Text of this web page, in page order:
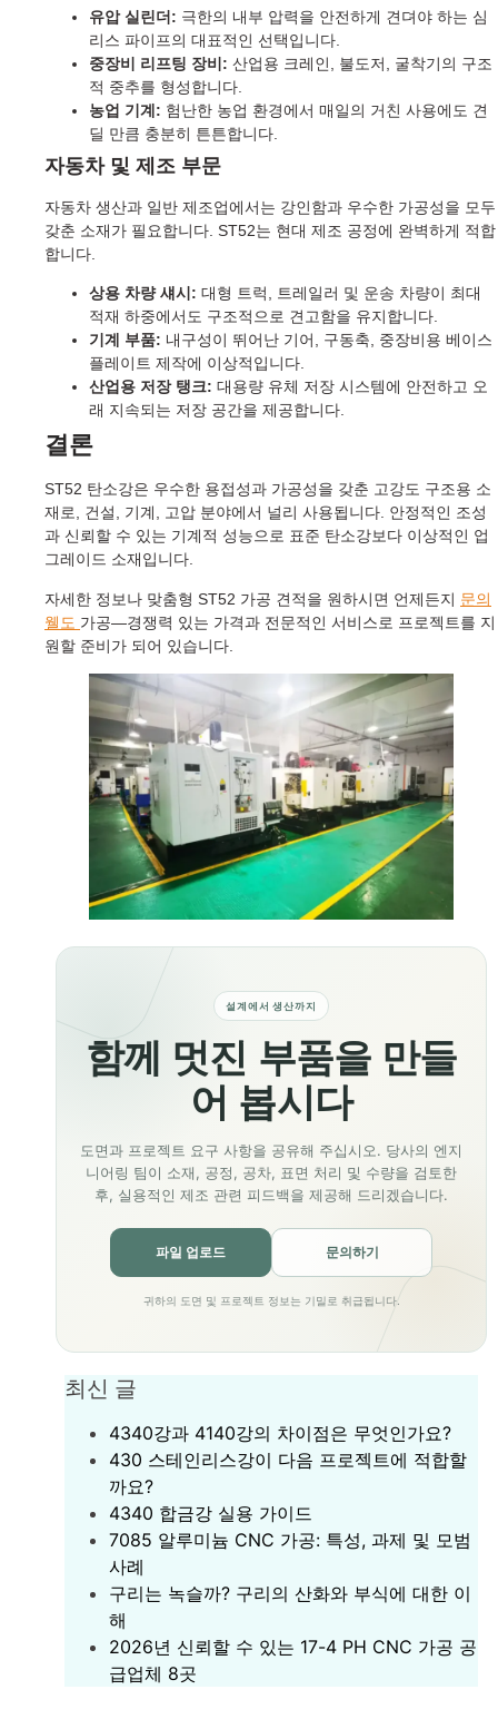
유압 실린더: 극한의 내부 압력을 안전하게 견뎌야 하는 심
리스 파이프의 대표적인 선택입니다.
중장비 리프팅 장비: 산업용 크레인, 불도저, 굴착기의 구조
적 중추를 형성합니다.
농업 기계: 험난한 농업 환경에서 매일의 거친 사용에도 견
딜 만큼 충분히 튼튼합니다.
자동차 및 제조 부문
자동차 생산과 일반 제조업에서는 강인함과 우수한 가공성을 모두
갖춘 소재가 필요합니다. ST52는 현대 제조 공정에 완벽하게 적합
합니다.
상용 차량 섀시: 대형 트럭, 트레일러 및 운송 차량이 최대
적재 하중에서도 구조적으로 견고함을 유지합니다.
기계 부품: 내구성이 뛰어난 기어, 구동축, 중장비용 베이스
플레이트 제작에 이상적입니다.
산업용 저장 탱크: 대용량 유체 저장 시스템에 안전하고 오
래 지속되는 저장 공간을 제공합니다.
결론
ST52 탄소강은 우수한 용접성과 가공성을 갖춘 고강도 구조용 소
재로, 건설, 기계, 고압 분야에서 널리 사용됩니다. 안정적인 조성
과 신뢰할 수 있는 기계적 성능으로 표준 탄소강보다 이상적인 업
그레이드 소재입니다.
자세한 정보나 맞춤형 ST52 가공 견적을 원하시면 언제든지 문의
웰도 가공—경쟁력 있는 가격과 전문적인 서비스로 프로젝트를 지
원할 준비가 되어 있습니다.
설계에서 생산까지
함께 멋진 부품을 만들
어 봅시다
도면과 프로젝트 요구 사항을 공유해 주십시오. 당사의 엔지
니어링 팀이 소재, 공정, 공차, 표면 처리 및 수량을 검토한
후, 실용적인 제조 관련 피드백을 제공해 드리겠습니다.
파일 업로드 문의하기
귀하의 도면 및 프로젝트 정보는 기밀로 취급됩니다.
최신 글
4340강과 4140강의 차이점은 무엇인가요?
430 스테인리스강이 다음 프로젝트에 적합할
까요?
‌4340 합금강 실용 가이드‌
7085 알루미늄 CNC 가공: 특성, 과제 및 모범
사례
구리는 녹슬까? 구리의 산화와 부식에 대한 이
해
2026년 신뢰할 수 있는 17-4 PH CNC 가공 공
급업체 8곳